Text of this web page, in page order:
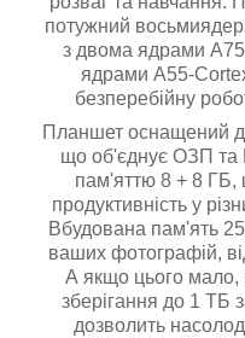
потужний
з двома ядрами
ядрами A55-
безперебійну
Планшет оснащений
що об'єднує ОЗП
пам'яттю 8 + 8 ГБ,
продуктивність у
Вбудована пам'ять
ваших фотографій,
А якщо цього мало,
зберігання до 1 ТБ
дозволить